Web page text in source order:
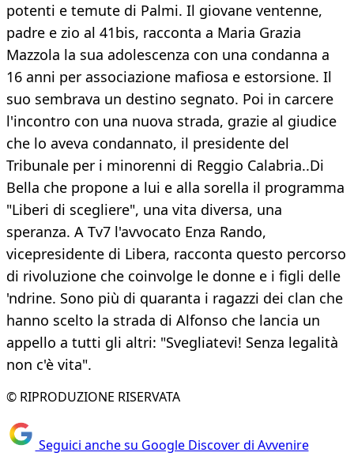
potenti e temute di Palmi. Il giovane ventenne,
padre e zio al 41bis, racconta a Maria Grazia
Mazzola la sua adolescenza con una condanna a
16 anni per associazione mafiosa e estorsione. Il
suo sembrava un destino segnato. Poi in carcere
l'incontro con una nuova strada, grazie al giudice
che lo aveva condannato, il presidente del
Tribunale per i minorenni di Reggio Calabria..Di
Bella che propone a lui e alla sorella il programma
"Liberi di scegliere", una vita diversa, una
speranza. A Tv7 l'avvocato Enza Rando,
vicepresidente di Libera, racconta questo percorso
di rivoluzione che coinvolge le donne e i figli delle
'ndrine. Sono più di quaranta i ragazzi dei clan che
hanno scelto la strada di Alfonso che lancia un
appello a tutti gli altri: "Svegliatevi! Senza legalità
non c'è vita".
© RIPRODUZIONE RISERVATA
Seguici anche su Google Discover di Avvenire